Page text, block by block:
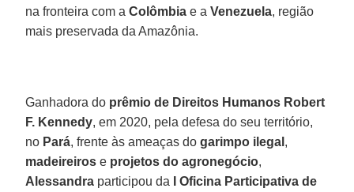
na fronteira com aColômbia e aVenezuela, região
mais preservada da Amazônia.
Ganhadora do prêmio de Direitos Humanos Robert
F. Kennedy, em 2020, pela defesa do seu território,
no Pará, frente às ameaças dogarimpo ilegal ,
madeireiros e projetos do agronegócio,
Alessandra participou da I Oficina Participativa de